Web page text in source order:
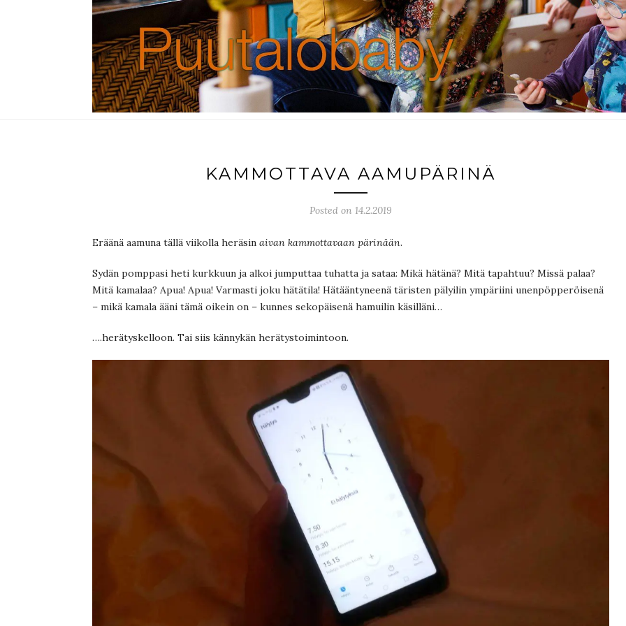
KAMMOTTAVA AAMUPÄRINÄ
Posted on 14.2.2019
Eräänä aamuna tällä viikolla heräsin aivan kammottavaan pärinään.
Sydän pomppasi heti kurkkuun ja alkoi jumputtaa tuhatta ja sataa: Mikä hätänä? Mitä tapahtuu? Missä palaa?
Mitä kamalaa? Apua! Apua! Varmasti joku hätätila! Hätääntyneenä täristen pälyilin ympäriini unenpöpperöisenä
– mikä kamala ääni tämä oikein on – kunnes sekopäisenä hamuilin käsilläni…
….herätyskelloon. Tai siis kännykän herätystoimintoon.